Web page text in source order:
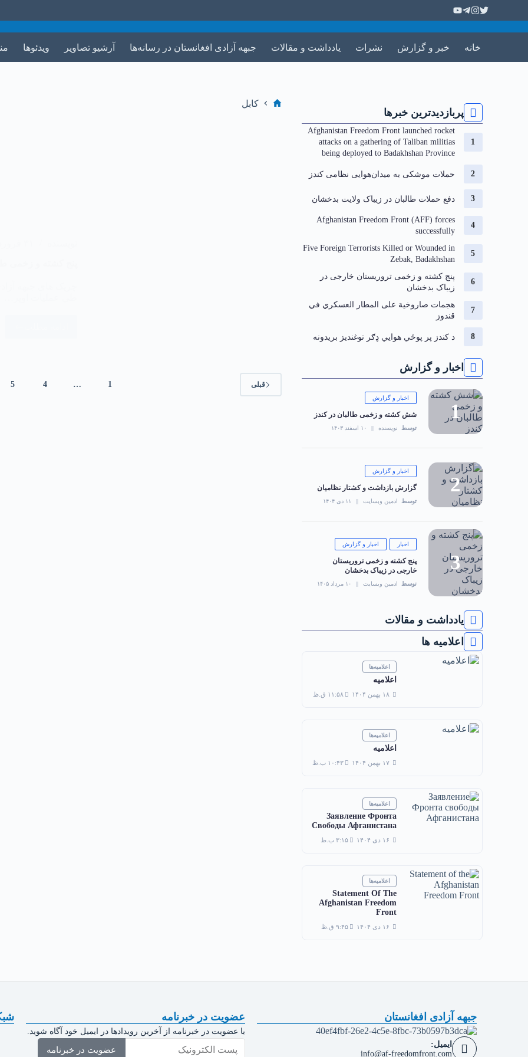
خانه خبر و گزارش نشرات یادداشت و مقالات جبهه آزادی افغانستان در رسانه‌ها آرشیو تصاویر ویدئوها
کابل
قبلی 1
…
4
5
پربازدیدترین خبرها
Afghanistan Freedom Front launched rocket
attacks on a gathering of Taliban militias
being deployed to Badakhshan Province
حملات موشکی به میدان‌هوایی نظامی کندز
دفع حملات طالبان در زیباک ولایت بدخشان
Afghanistan Freedom Front (AFF) forces
successfully
Five Foreign Terrorists Killed or Wounded in
Zebak, Badakhshan
‏پنج کشته و زخمی تروریستان خارجی در
زیباک بدخشان
هجمات صاروخية على المطار العسكري في
قندوز
د کندز پر پوځي هوايي ډګر توغندیز بریدونه
اخبار و گزارش
اخبار و گزارش
شش کشته و زخمی طالبان در کندز
توسط نویسنده ۱۰ اسفند ۱۴۰۳
اخبار و گزارش
گزارش بازداشت و کشتار نظامیان
توسط ادمین وبسایت ۱۱ دی ۱۴۰۴
اخبار اخبار و گزارش
‏پنج کشته و زخمی تروریستان
خارجی در زیباک بدخشان
توسط ادمین وبسایت ۱۰ مرداد ۱۴۰۵
یادداشت و مقالات
اعلامیه ها
اعلامیه‌ها
اعلامیه
۱۸ بهمن ۱۴۰۴ ۱۱:۵۸ ق.ظ
اعلامیه‌ها
اعلامیه
۱۷ بهمن ۱۴۰۴ ۱۰:۴۳ ب.ظ
اعلامیه‌ها
Заявление Фронта
Свободы Афганистана
۱۶ دی ۱۴۰۴ ۳:۱۵ ب.ظ
اعلامیه‌ها
Statement Of The
Afghanistan Freedom
Front
۱۶ دی ۱۴۰۴ ۹:۴۵ ق.ظ
جبهه آزادی افغانستان
ایمیل:
info@af-freedomfront.com
عضویت در خبرنامه
با عضویت در خبرنامه از آخرین رویدادها در ایمیل خود آگاه شوید.
عضویت در خبرنامه